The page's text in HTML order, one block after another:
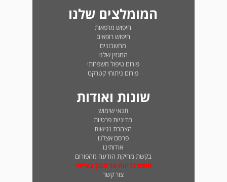
המומלצים שלנו
חיפוש מרפאות
חיפוש רופאים
מחשבונים
המגזין שלנו
פורום טיפול משפחתי
פורום ניתוחי קטרקט
שונות ואודות
תנאי שימוש
מדיניות פרטיות
הצהרת נגישות
פרסם אצלנו
אודותינו
בקשת מחיקת הודעה מהפורום
טופס לדיווח על תוכן בעייתי
צור קשר